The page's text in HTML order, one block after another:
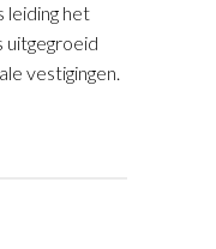
leiding het
uitgegroeid
vestigingen.